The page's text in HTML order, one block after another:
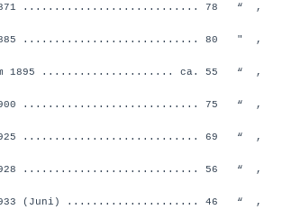
............................ 78 “ ,
............................ 80 " ,
1895 ..................... ca. 55 “ ,
............................ 75 “ ,
............................ 69 “ ,
............................ 56 “ ,
(Juni) ..................... 46 “ ,